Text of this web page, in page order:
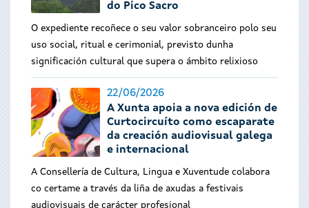
do Pico Sacro
O expediente recoñece o seu valor sobranceiro polo seu
uso social, ritual e cerimonial, previsto dunha
significación cultural que supera o ámbito relixioso
22/06/2026
A Xunta apoia a nova edición de
Curtocircuíto como escaparate
da creación audiovisual galega
e internacional
A Consellería de Cultura, Lingua e Xuventude colabora
co certame a través da liña de axudas a festivais
audiovisuais de carácter profesional